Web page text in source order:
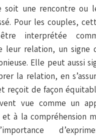
soit une rencontre ou
Pour les couples,
interprétée
leur relation, un signe
Elle peut aussi
la relation, en
reçoit de façon
vue comme un
et à la compréhension